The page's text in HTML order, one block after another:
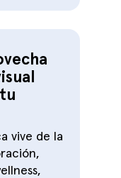
vive de la